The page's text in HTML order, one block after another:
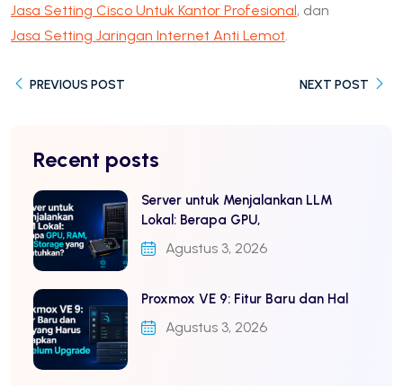
Jasa Setting Cisco Untuk Kantor Profesional, dan
Jasa Setting Jaringan Internet Anti Lemot.
PREVIOUS POST NEXT POST
Recent posts
Server untuk Menjalankan LLM
Lokal: Berapa GPU,
Agustus 3, 2026
Proxmox VE 9: Fitur Baru dan Hal
Agustus 3, 2026